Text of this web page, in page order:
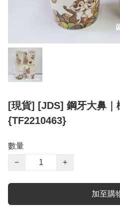
[現貨] [JDS] 鋼牙大鼻｜
{TF2210463}
數量
−
+
加至購